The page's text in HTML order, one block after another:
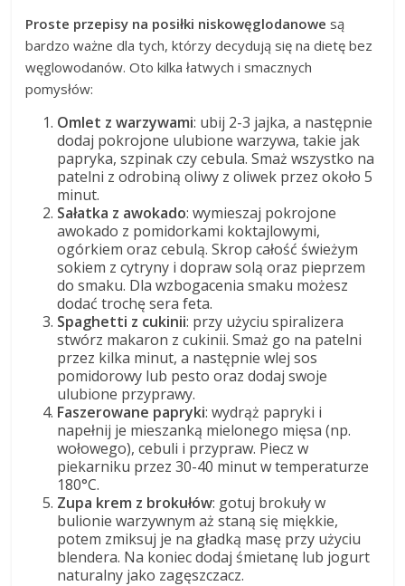
Proste przepisy na posiłki niskowęglodanowe są
bardzo ważne dla tych, którzy decydują się na dietę bez
węglowodanów. Oto kilka łatwych i smacznych
pomysłów:
Omlet z warzywami: ubij 2-3 jajka, a następnie
dodaj pokrojone ulubione warzywa, takie jak
papryka, szpinak czy cebula. Smaż wszystko na
patelni z odrobiną oliwy z oliwek przez około 5
minut.
Sałatka z awokado: wymieszaj pokrojone
awokado z pomidorkami koktajlowymi,
ogórkiem oraz cebulą. Skrop całość świeżym
sokiem z cytryny i dopraw solą oraz pieprzem
do smaku. Dla wzbogacenia smaku możesz
dodać trochę sera feta.
Spaghetti z cukinii: przy użyciu spiralizera
stwórz makaron z cukinii. Smaż go na patelni
przez kilka minut, a następnie wlej sos
pomidorowy lub pesto oraz dodaj swoje
ulubione przyprawy.
Faszerowane papryki: wydrąż papryki i
napełnij je mieszanką mielonego mięsa (np.
wołowego), cebuli i przypraw. Piecz w
piekarniku przez 30-40 minut w temperaturze
180°C.
Zupa krem z brokułów: gotuj brokuły w
bulionie warzywnym aż staną się miękkie,
potem zmiksuj je na gładką masę przy użyciu
blendera. Na koniec dodaj śmietanę lub jogurt
naturalny jako zagęszczacz.